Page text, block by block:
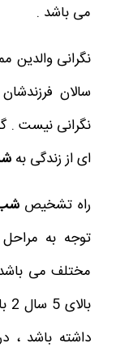
می باشد .
نگرانی والدین
سالان
نگرانی نیست .
ای از زندگی بهشب
راه تشخیصشب
توجه به
مختلف می
بالای 5 سال 2 بار در هفته و به مدت سه ماه
داشته باشد ،